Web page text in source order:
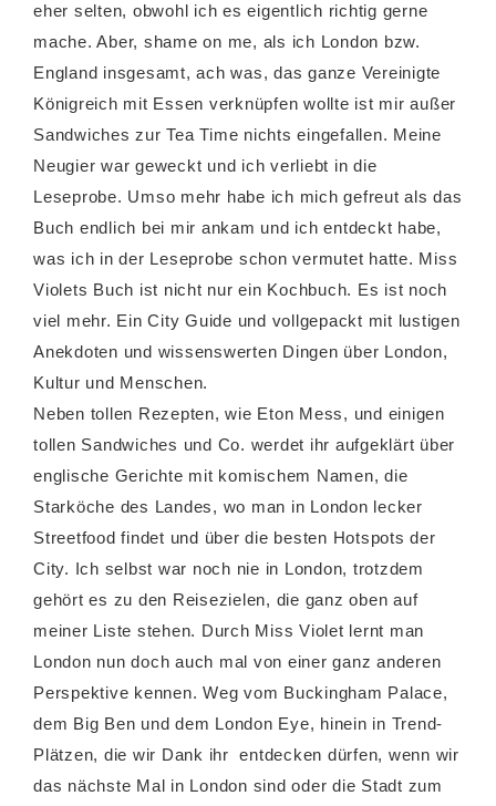
eher selten, obwohl ich es eigentlich richtig gerne
mache. Aber, shame on me, als ich London bzw.
England insgesamt, ach was, das ganze Vereinigte
Königreich mit Essen verknüpfen wollte ist mir außer
Sandwiches zur Tea Time nichts eingefallen. Meine
Neugier war geweckt und ich verliebt in die
Leseprobe. Umso mehr habe ich mich gefreut als das
Buch endlich bei mir ankam und ich entdeckt habe,
was ich in der Leseprobe schon vermutet hatte. Miss
Violets Buch ist nicht nur ein Kochbuch. Es ist noch
viel mehr. Ein City Guide und vollgepackt mit lustigen
Anekdoten und wissenswerten Dingen über London,
Kultur und Menschen.
Neben tollen Rezepten, wie Eton Mess, und einigen
tollen Sandwiches und Co. werdet ihr aufgeklärt über
englische Gerichte mit komischem Namen, die
Starköche des Landes, wo man in London lecker
Streetfood findet und über die besten Hotspots der
City. Ich selbst war noch nie in London, trotzdem
gehört es zu den Reisezielen, die ganz oben auf
meiner Liste stehen. Durch Miss Violet lernt man
London nun doch auch mal von einer ganz anderen
Perspektive kennen. Weg vom Buckingham Palace,
dem Big Ben und dem London Eye, hinein in Trend-
Plätzen, die wir Dank ihr entdecken dürfen, wenn wir
das nächste Mal in London sind oder die Stadt zum